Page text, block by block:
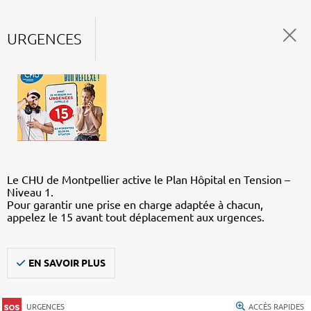
URGENCES
Le CHU de Montpellier active le Plan Hôpital en Tension –
Niveau 1.
Pour garantir une prise en charge adaptée à chacun,
appelez le 15 avant tout déplacement aux urgences.
EN SAVOIR PLUS
URGENCES ACCÈS RAPIDES